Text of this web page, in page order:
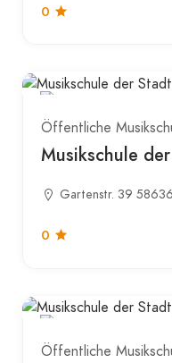
0
Öffentliche
Musikschule
Gartenstr. 39
0
Öffentliche